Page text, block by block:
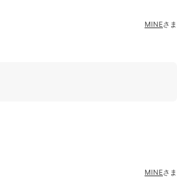
MINEさま
MINEさま